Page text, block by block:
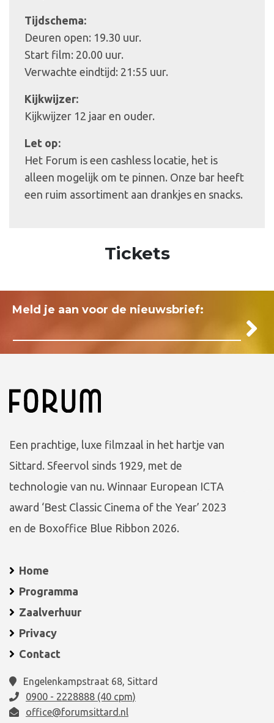
Tijdschema:
Deuren open: 19.30 uur.
Start film: 20.00 uur.
Verwachte eindtijd: 21:55 uur.
Kijkwijzer:
Kijkwijzer 12 jaar en ouder.
Let op:
Het Forum is een cashless locatie, het is
alleen mogelijk om te pinnen. Onze bar heeft
een ruim assortiment aan drankjes en snacks.
Tickets
Meld je aan voor de nieuwsbrief:
Een prachtige, luxe filmzaal in het hartje van
Sittard. Sfeervol sinds 1929, met de
technologie van nu. Winnaar European ICTA
award ‘Best Classic Cinema of the Year’ 2023
en de Boxoffice Blue Ribbon 2026.
Home
Programma
Zaalverhuur
Privacy
Contact
Engelenkampstraat 68, Sittard
0900 - 2228888 (40 cpm)
office@forumsittard.nl